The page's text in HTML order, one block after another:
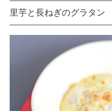
里芋と長ねぎのグラタン